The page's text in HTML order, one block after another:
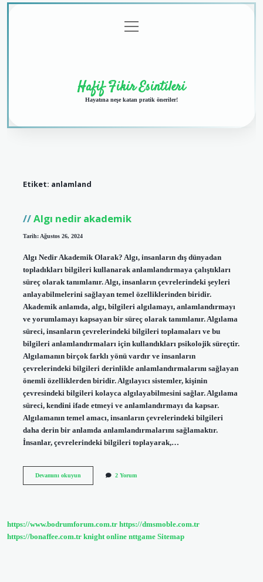
menüyü
aç
Hafif Fikir Esintileri
Hayatına neşe katan pratik öneriler!
Etiket: anlamland
Algı nedir akademik
Tarih: Ağustos 26, 2024
Algı Nedir Akademik Olarak? Algı, insanların dış dünyadan
topladıkları bilgileri kullanarak anlamlandırmaya çalıştıkları
süreç olarak tanımlanır. Algı, insanların çevrelerindeki şeyleri
anlayabilmelerini sağlayan temel özelliklerinden biridir.
Akademik anlamda, algı, bilgileri algılamayı, anlamlandırmayı
ve yorumlamayı kapsayan bir süreç olarak tanımlanır. Algılama
süreci, insanların çevrelerindeki bilgileri toplamaları ve bu
bilgileri anlamlandırmaları için kullandıkları psikolojik süreçtir.
Algılamanın birçok farklı yönü vardır ve insanların
çevrelerindeki bilgileri derinlikle anlamlandırmalarını sağlayan
önemli özelliklerden biridir. Algılayıcı sistemler, kişinin
çevresindeki bilgileri kolayca algılayabilmesini sağlar. Algılama
süreci, kendini ifade etmeyi ve anlamlandırmayı da kapsar.
Algılamanın temel amacı, insanların çevrelerindeki bilgileri
daha derin bir anlamda anlamlandırmalarını sağlamaktır.
İnsanlar, çevrelerindeki bilgileri toplayarak,…
Devamını okuyunAlgı
2 Yorum
https://www.bodrumforum.com.tr https://dmsmoble.com.tr
https://bonaffee.com.tr knight online nttgame Sitemap